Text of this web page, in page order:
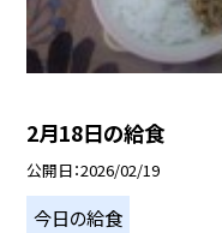
2月18日の給食
公開日 2026/02/19
今日の給食